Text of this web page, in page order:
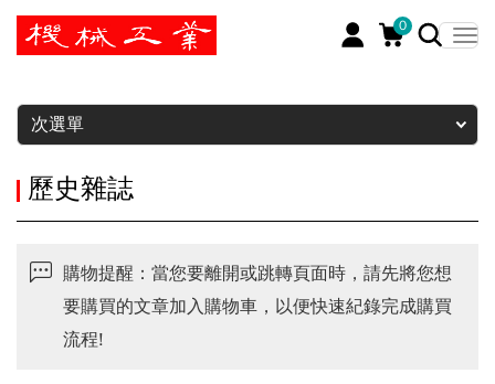
0
暫停
次選單
歷史雜誌
購物提醒：當您要離開或跳轉頁面時，請先將您想
要購買的文章加入購物車，以便快速紀錄完成購買
流程!